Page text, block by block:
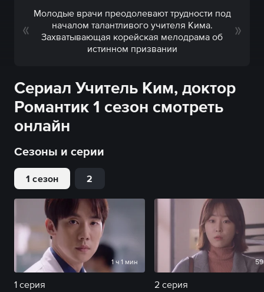
Молодые врачи преодолевают трудности под
началом талантливого учителя Кима.
Захватывающая корейская мелодрама об
истинном призвании
Сериал Учитель Ким, доктор
Романтик 1 сезон смотреть
онлайн
Сезоны и серии
1 сезон 2
1 ч 1 мин
1 серия 2 серия